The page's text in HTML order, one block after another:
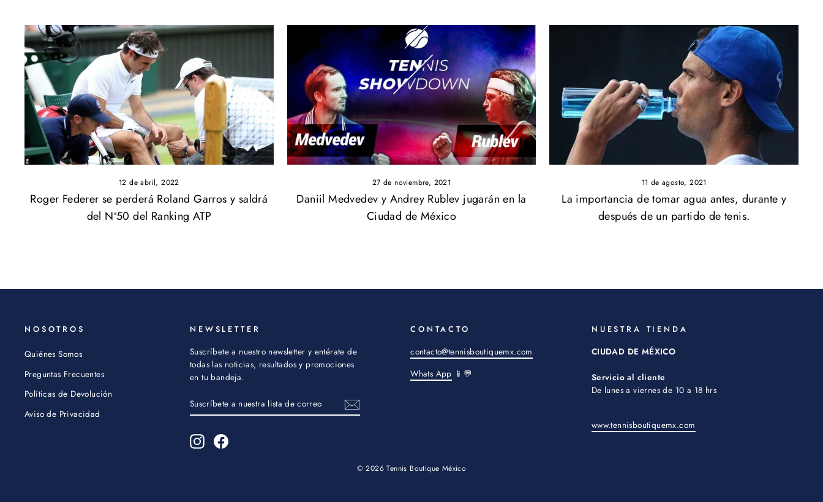
12 de abril, 2022
Roger Federer se perderá Roland Garros y saldrá
del Nª50 del Ranking ATP
27 de noviembre, 2021
Daniil Medvedev y Andrey Rublev jugarán en la
Ciudad de México
11 de agosto, 2021
La importancia de tomar agua antes, durante y
después de un partido de tenis.
NOSOTROS
Quiénes Somos
Preguntas Frecuentes
Políticas de Devolución
Aviso de Privacidad
NEWSLETTER
Suscríbete a nuestro newsletter y entérate de
todas las noticias, resultados y promociones
en tu bandeja.
SUSCRÍBETE
A
NUESTRA
DE
CORREO
SUSCRIBIR
InstagramFacebook
CONTACTO
contacto@tennisboutiquemx.com
Whats App 📱💬
NUESTRA TIENDA
CIUDAD DE MÉXICO
Servicio al cliente
De lunes a viernes de 10 a 18 hrs
www.tennisboutiquemx.com
© 2026 Tennis Boutique México